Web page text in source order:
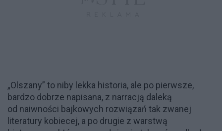
„Olszany” to niby lekka historia, ale po pierwsze,
bardzo dobrze napisana, z narracją daleką
od naiwności bajkowych rozwiązań tak zwanej
literatury kobiecej, a po drugie z warstwą